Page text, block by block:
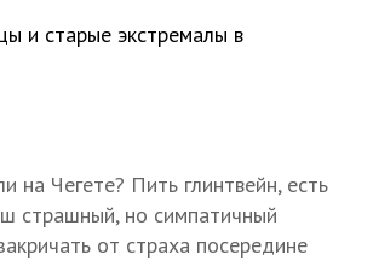
и старые экстремалы в
на Чегете? Пить глинтвейн, есть
страшный, но симпатичный
от страха посередине